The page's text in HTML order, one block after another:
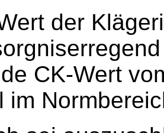
der
CK-Wert
im